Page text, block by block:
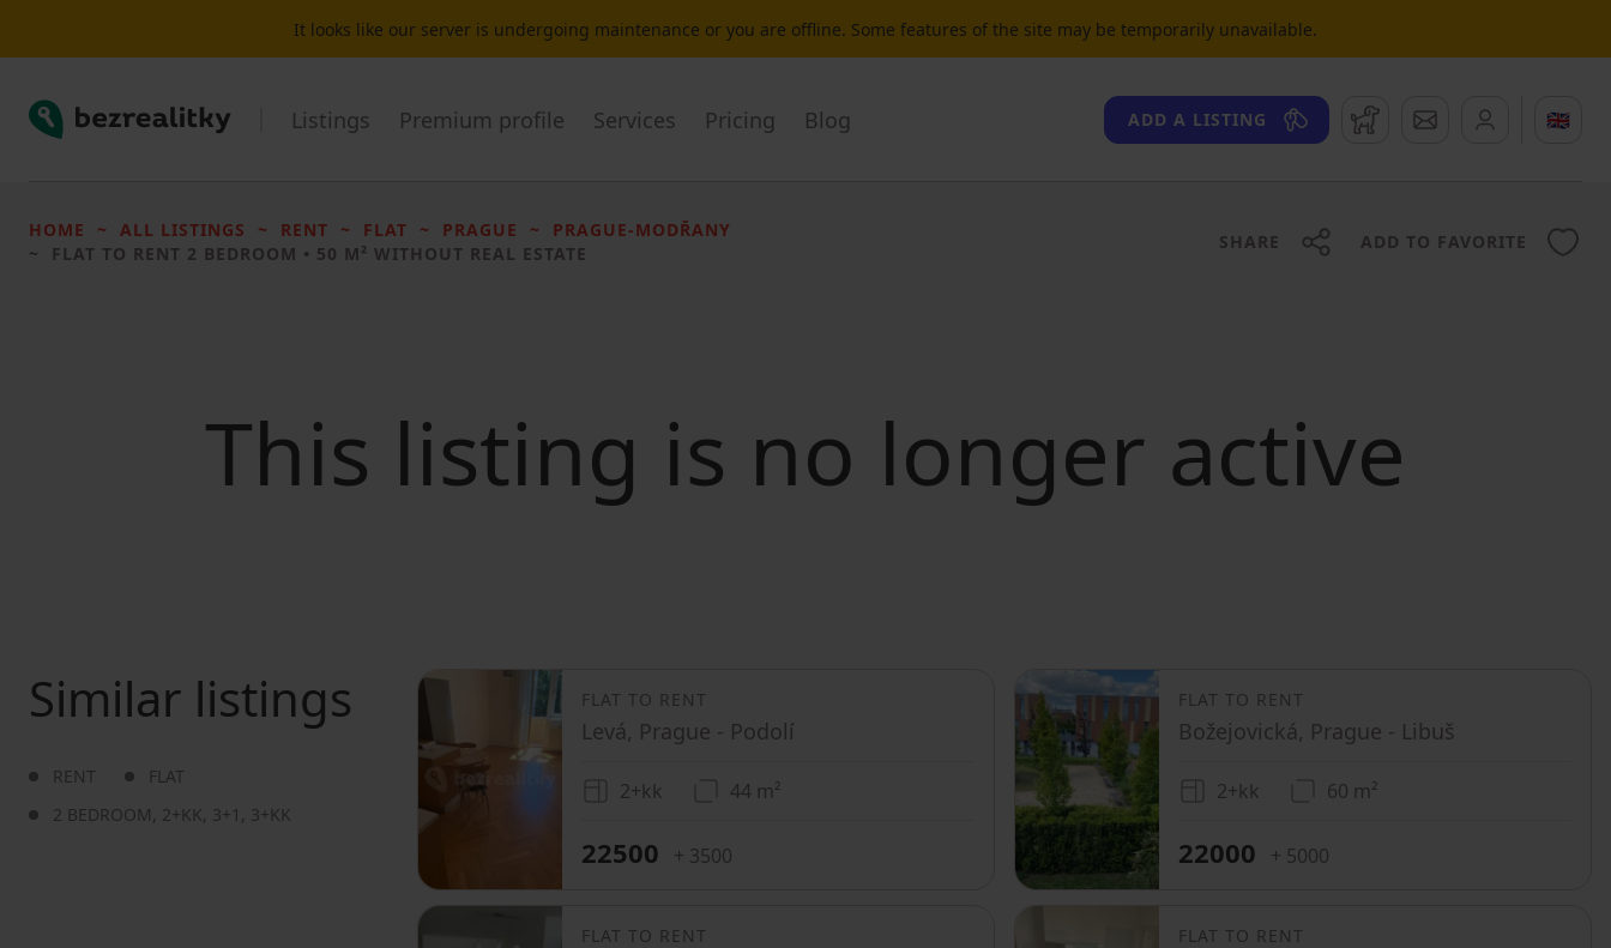
It looks like our server is undergoing maintenance or you are offline. Some features of the site may be temporarily unavailable.
Bezrealitky Listings Premium profile Services Pricing Blog ADD A LISTING WatchdogMessages 🇬🇧
HOME ALL LISTINGS RENT FLAT PRAGUE
PRAGUE-MODŘANY
FLAT TO RENT 2 BEDROOM • 50 M² WITHOUT REAL ESTATE
SHARE ADD TO FAVORITE
This listing is no longer active
Similar listings
RENT
FLAT
2 BEDROOM, 2+KK, 3+1 , 3+KK
FLAT TO RENT
Levá, Prague - Podolí
2+kk 44 m²
22500 + 3500
FLAT TO RENT
Božejovická, Prague - Libuš
2+kk 60 m²
22000 + 5000
FLAT TO RENT FLAT TO RENT